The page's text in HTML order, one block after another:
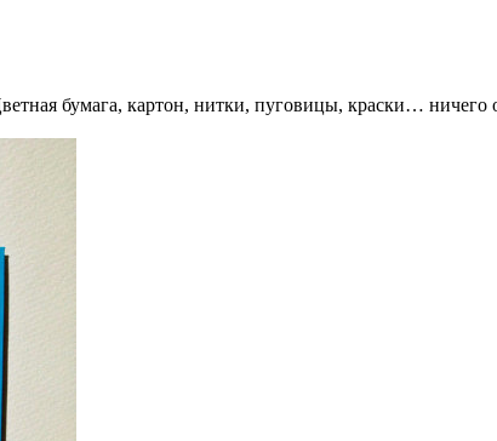
бумага, картон, нитки, пуговицы, краски… ничего